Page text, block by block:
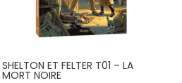
SHELTON ET FELTER T01 – LA
MORT NOIRE